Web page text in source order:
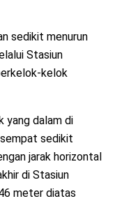
sedikit menurun
Stasiun
kelok
yang dalam di
sedikit
jarak horizontal
di Stasiun
meter diatas